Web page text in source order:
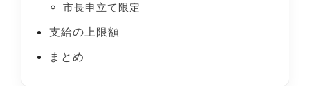
市長申立て限定
支給の上限額
まとめ